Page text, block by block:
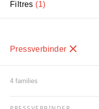
Filtres 1
Pressverbinder
4 families